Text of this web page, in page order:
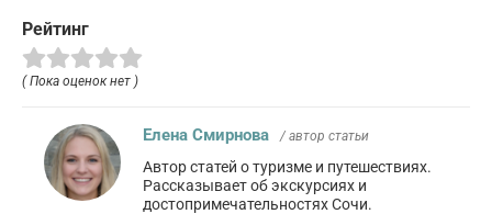
Рейтинг
( Пока оценок нет )
Елена Смирнова / автор статьи
Автор статей о туризме и путешествиях.
Рассказывает об экскурсиях и
достопримечательностях Сочи.